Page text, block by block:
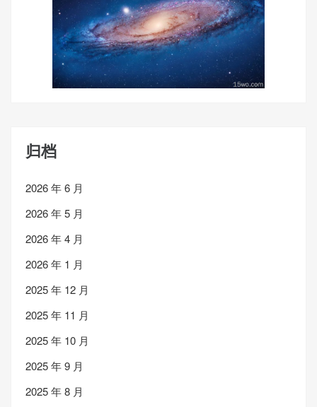
归档
2026 年 6 月
2026 年 5 月
2026 年 4 月
2026 年 1 月
2025 年 12 月
2025 年 11 月
2025 年 10 月
2025 年 9 月
2025 年 8 月